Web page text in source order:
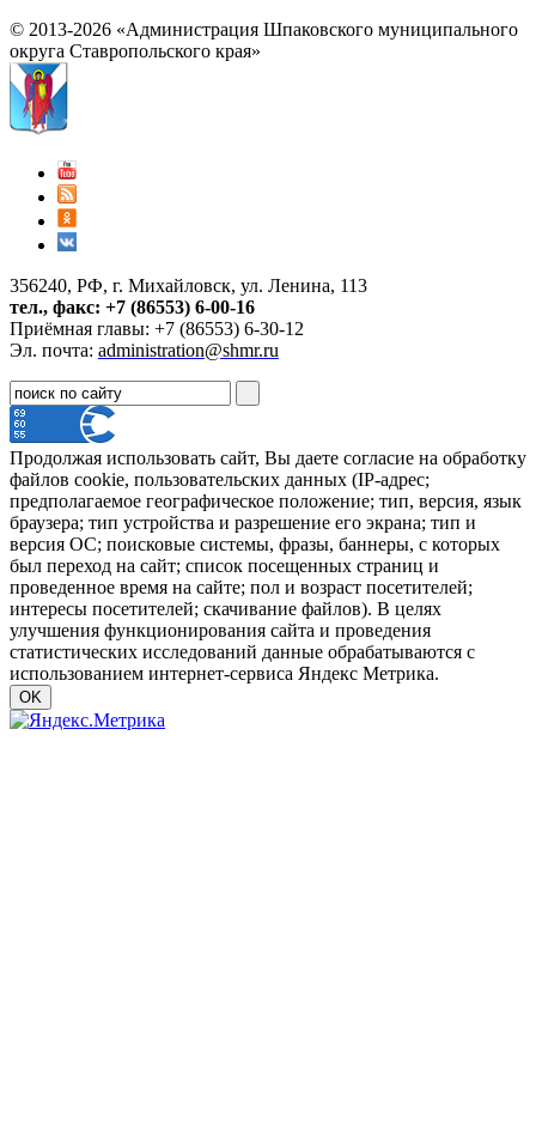
© 2013-2026 «Администрация Шпаковского муниципального
округа Ставропольского края»
356240, РФ, г. Михайловск, ул. Ленина, 113
тел., факс: +7 (86553) 6-00-16
Приёмная главы: +7 (86553) 6-30-12
Эл. почта: administration@shmr.ru
Продолжая использовать сайт, Вы даете согласие на обработку
файлов cookie, пользовательских данных (IP-адрес;
предполагаемое географическое положение; тип, версия, язык
браузера; тип устройства и разрешение его экрана; тип и
версия ОС; поисковые системы, фразы, баннеры, с которых
был переход на сайт; список посещенных страниц и
проведенное время на сайте; пол и возраст посетителей;
интересы посетителей; скачивание файлов). В целях
улучшения функционирования сайта и проведения
статистических исследований данные обрабатываются с
использованием интернет-сервиса Яндекс Метрика.
OK